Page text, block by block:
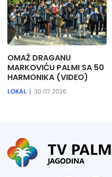
OMAŽ DRAGANU
MARKOVIĆU PALMI SA 50
HARMONIKA (VIDEO)
LOKAL 30.07.2026